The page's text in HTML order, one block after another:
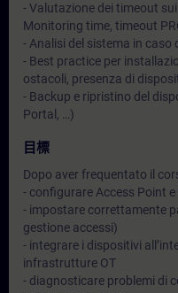
- Valutazione dei timeout
Monitoring time, timeout
- Analisi del sistema in
- Best practice per
ostacoli, presenza di
- Backup e ripristino del
Portal, …)
目標
Dopo aver frequentato il
- configurare Access Point e
- impostare correttamente
gestione accessi)
- integrare i dispositivi
infrastrutture OT
- diagnosticare problemi di